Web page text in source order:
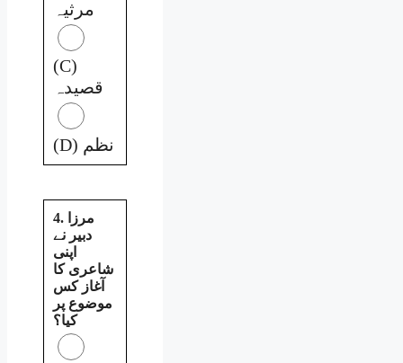
مرثیہ
(C)
قصیدہ
(D) نظم
4. مرزا
دبیر نے
اپنی
شاعری کا
آغاز کس
موضوع پر
کیا؟